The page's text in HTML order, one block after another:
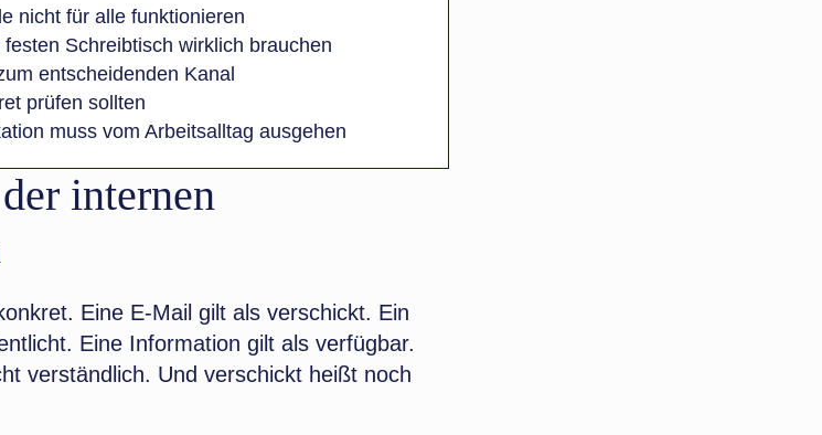
nicht für alle funktionieren
Schreibtisch wirklich brauchen
entscheidenden Kanal
prüfen sollten
muss vom Arbeitsalltag ausgehen
internen
Eine E-Mail gilt als verschickt. Ein
Eine Information gilt als verfügbar.
verständlich. Und verschickt heißt noch